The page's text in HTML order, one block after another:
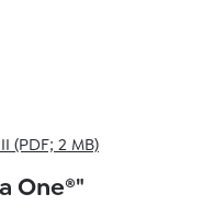
(PDF; 2 MB)
One®"